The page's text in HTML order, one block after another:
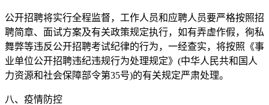
公开招聘将实行全程监督，工作人员和应聘人员要严格按照招
聘简章、面试方案及有关政策规定执行，如有弄虚作假，徇私
舞弊等违反公开招聘考试纪律的行为，一经查实，将按照《事
业单位公开招聘违纪违规行为处理规定》(中华人民共和国人
力资源和社会保障部令第35号)的有关规定严肃处理。
八、疫情防控